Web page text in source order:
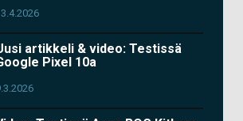
artikkeli & video: Testissä
Pixel 10a